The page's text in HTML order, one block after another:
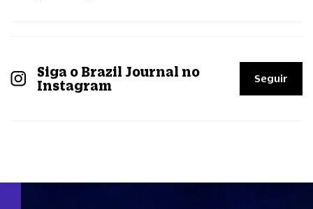
Siga o Brazil Journal no
Instagram
Seguir